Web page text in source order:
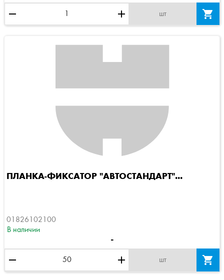
remove add шт 
ПЛАНКА-ФИКСАТОР "АВТОСТАНДАРТ"...
01826102100
В наличии
-
remove add шт 